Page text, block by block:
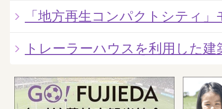
「地方再生コンパクトシティ
トレーラーハウスを利用した